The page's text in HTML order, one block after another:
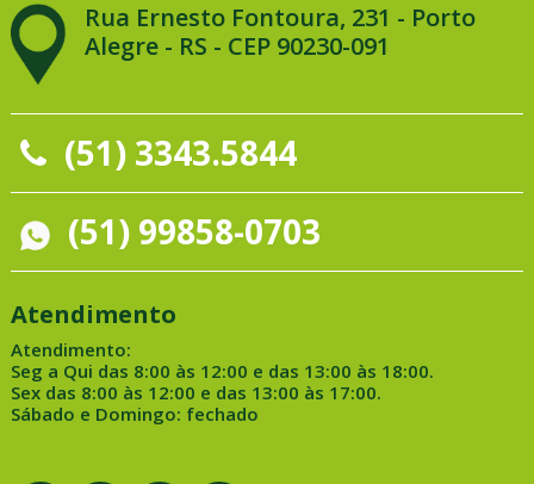
Rua Ernesto Fontoura, 231 - Porto
Alegre - RS - CEP 90230-091
(51) 3343.5844
(51) 99858-0703
Atendimento
Atendimento:
Seg a Qui das 8:00 às 12:00 e das 13:00 às 18:00.
Sex das 8:00 às 12:00 e das 13:00 às 17:00.
Sábado e Domingo: fechado